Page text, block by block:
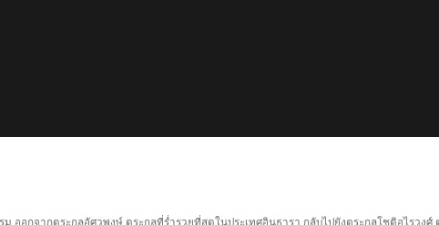
ออกจากตระกูลอัศวพงษ์ ตระกูลที่ร่ำรวยที่สุดในประเทศอินธารา กลับไปยังตระกูลโชติอุไร